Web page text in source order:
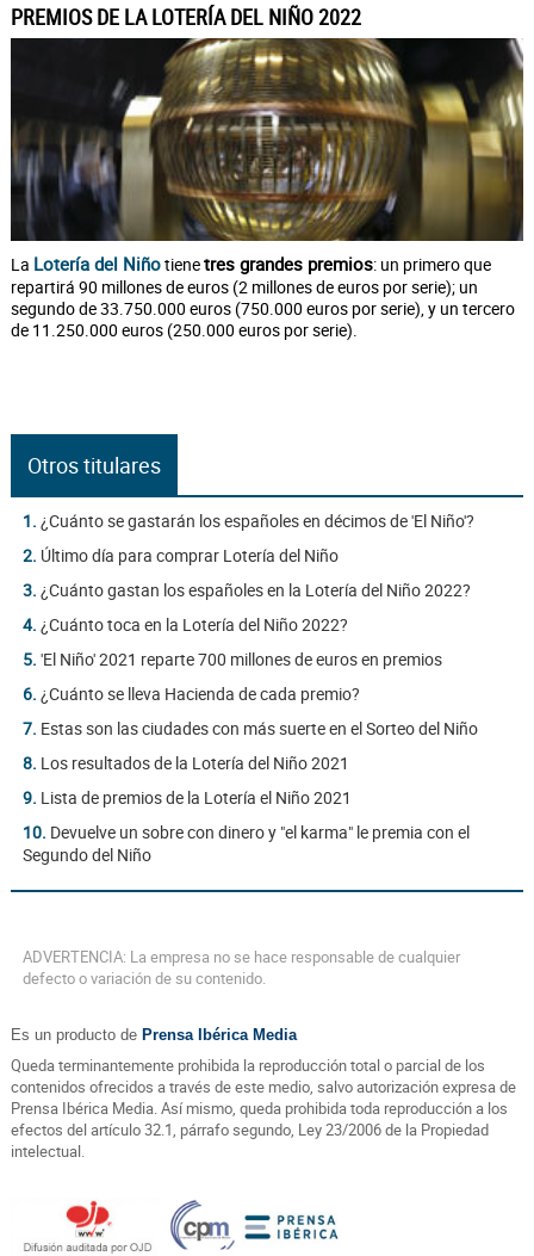
PREMIOS DE LA LOTERÍA DEL NIÑO 2022
La Lotería del Niñotienetres grandes premios: un primero que
repartirá 90 millones de euros (2 millones de euros por serie); un
segundo de 33.750.000 euros (750.000 euros por serie), y un tercero
de 11.250.000 euros (250.000 euros por serie).
Otros titulares
1. ¿Cuánto se gastarán los españoles en décimos de 'El Niño'?
2. Último día para comprar Lotería del Niño
3. ¿Cuánto gastan los españoles en la Lotería del Niño 2022?
4. ¿Cuánto toca en la Lotería del Niño 2022?
5. 'El Niño' 2021 reparte 700 millones de euros en premios
6. ¿Cuánto se lleva Hacienda de cada premio?
7. Estas son las ciudades con más suerte en el Sorteo del Niño
8. Los resultados de la Lotería del Niño 2021
9. Lista de premios de la Lotería el Niño 2021
10. Devuelve un sobre con dinero y "el karma" le premia con el
Segundo del Niño
ADVERTENCIA: La empresa no se hace responsable de cualquier
defecto o variación de su contenido.
Es un producto de Prensa Ibérica Media
Queda terminantemente prohibida la reproducción total o parcial de los
contenidos ofrecidos a través de este medio, salvo autorización expresa de
Prensa Ibérica Media. Así mismo, queda prohibida toda reproducción a los
efectos del artículo 32.1, párrafo segundo, Ley 23/2006 de la Propiedad
intelectual.